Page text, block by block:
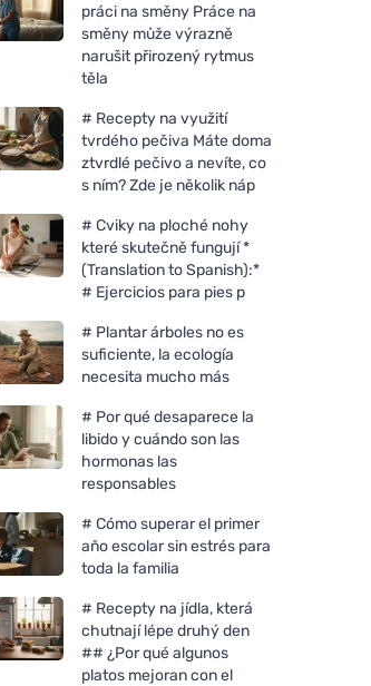
práci na směny Práce na
směny může výrazně
narušit přirozený rytmus
těla
# Recepty na využití
tvrdého pečiva Máte doma
ztvrdlé pečivo a nevíte, co
s ním? Zde je několik náp
# Cviky na ploché nohy
které skutečně fungují *
(Translation to Spanish):*
# Ejercicios para pies p
# Plantar árboles no es
suficiente, la ecología
necesita mucho más
# Por qué desaparece la
libido y cuándo son las
hormonas las
responsables
# Cómo superar el primer
año escolar sin estrés para
toda la familia
# Recepty na jídla, která
chutnají lépe druhý den
## ¿Por qué algunos
platos mejoran con el